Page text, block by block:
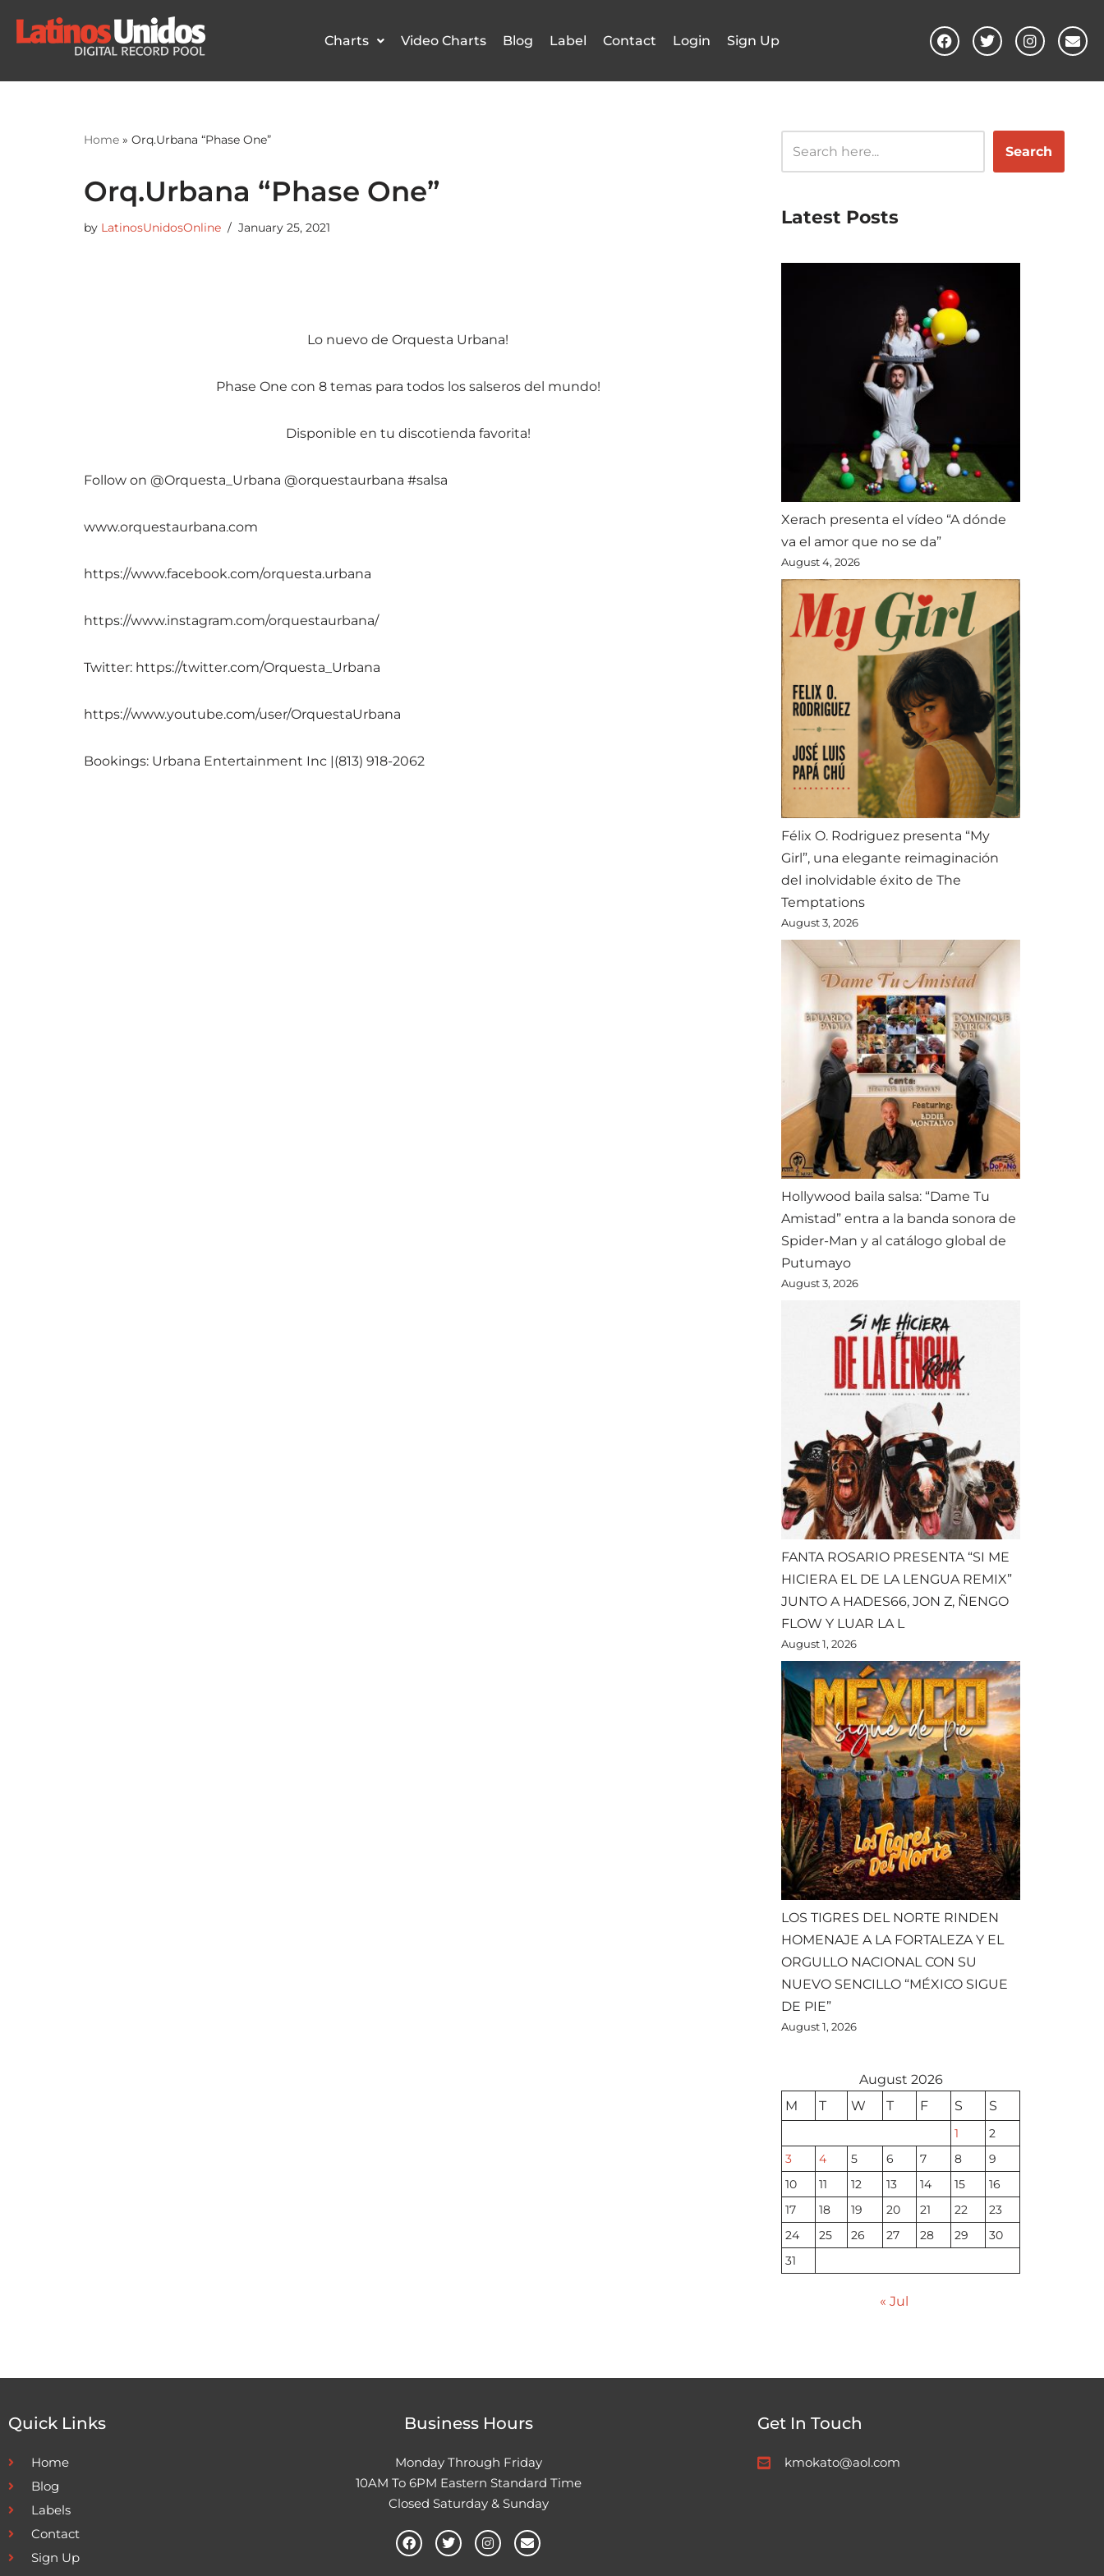
Skip
Charts Video Charts Blog Label Contact Login Sign Up
Home » Orq.Urbana “Phase One”
Orq.Urbana “Phase One”
by LatinosUnidosOnline January 25, 2021
Lo nuevo de Orquesta Urbana!
Phase One con 8 temas para todos los salseros del mundo!
Disponible en tu discotienda favorita!
Follow on @Orquesta_Urbana @orquestaurbana #salsa
www.orquestaurbana.com
https://www.facebook.com/orquesta.urbana
https://www.instagram.com/orquestaurbana/
Twitter: https://twitter.com/Orquesta_Urbana
https://www.youtube.com/user/OrquestaUrbana
Bookings: Urbana Entertainment Inc |(813) 918-2062
Search
Latest Posts
Xerach presenta el vídeo “A dónde
va el amor que no se da”
August 4, 2026
Félix O. Rodriguez presenta “My
Girl”, una elegante reimaginación
del inolvidable éxito de The
Temptations
August 3, 2026
Hollywood baila salsa: “Dame Tu
Amistad” entra a la banda sonora de
Spider-Man y al catálogo global de
Putumayo
August 3, 2026
FANTA ROSARIO PRESENTA “SI ME
HICIERA EL DE LA LENGUA REMIX”
JUNTO A HADES66, JON Z, ÑENGO
FLOW Y LUAR LA L
August 1, 2026
LOS TIGRES DEL NORTE RINDEN
HOMENAJE A LA FORTALEZA Y EL
ORGULLO NACIONAL CON SU
NUEVO SENCILLO “MÉXICO SIGUE
DE PIE”
August 1, 2026
August 2026
M
T W T F S S
1
2
3
4 5 6 7 8
9
10
11 12 13 14 15
16
17
18 19 20 21 22
23
24
25 26 27 28 29
30
31
« Jul
Quick Links
Home
Blog
Labels
Contact
Sign Up
Business Hours
Monday Through Friday
10AM To 6PM Eastern Standard Time
Closed Saturday & Sunday
Get In Touch
kmokato@aol.com